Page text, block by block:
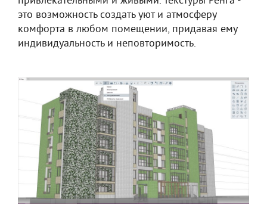
это возможность создать уют и атмосферу
комфорта в любом помещении, придавая ему
индивидуальность и неповторимость.